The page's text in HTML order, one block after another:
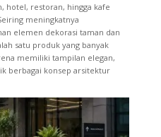
hotel, restoran, hingga kafe
meningkatnya
elemen dekorasi taman dan
satu produk yang banyak
memiliki tampilan elegan,
berbagai konsep arsitektur